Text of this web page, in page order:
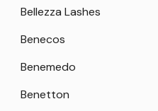
Bellezza Lashes
Benecos
Benemedo
Benetton